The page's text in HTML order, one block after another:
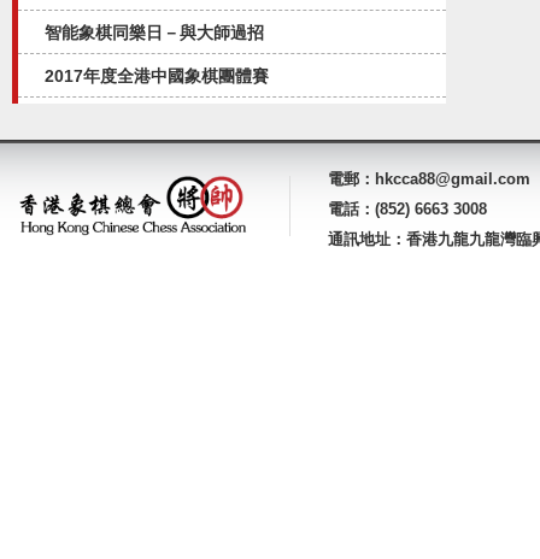
智能象棋同樂日－與大師過招
2017年度全港中國象棋團體賽
電郵：hkcca88@gmail.com
電話：(852) 6663 3008
通訊地址：香港九龍九龍灣臨